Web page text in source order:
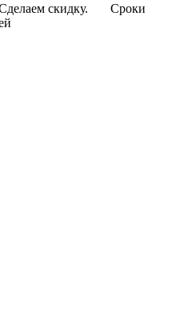
скидку.
Сроки